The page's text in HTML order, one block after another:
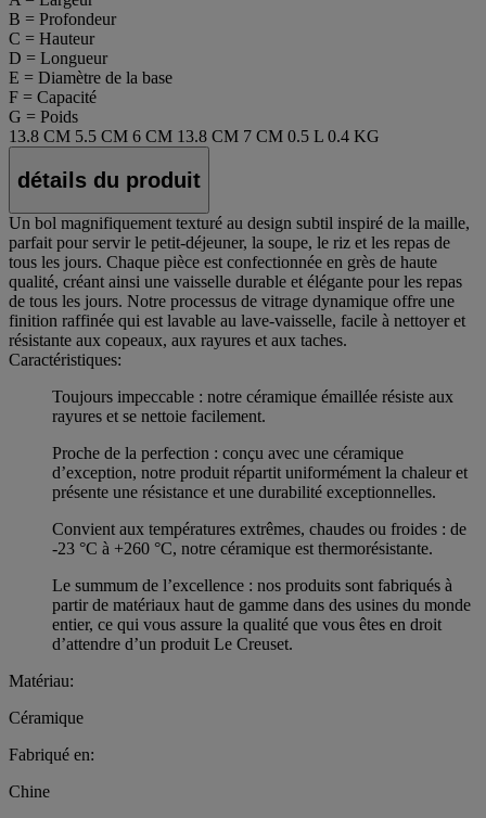
B = Profondeur
C = Hauteur
D = Longueur
E = Diamètre de la base
F = Capacité
G = Poids
13.8 CM 5.5 CM 6 CM 13.8 CM 7 CM 0.5 L 0.4 KG
détails du produit
Un bol magnifiquement texturé au design subtil inspiré de la maille,
parfait pour servir le petit-déjeuner, la soupe, le riz et les repas de
tous les jours. Chaque pièce est confectionnée en grès de haute
qualité, créant ainsi une vaisselle durable et élégante pour les repas
de tous les jours. Notre processus de vitrage dynamique offre une
finition raffinée qui est lavable au lave-vaisselle, facile à nettoyer et
résistante aux copeaux, aux rayures et aux taches.
Caractéristiques:
Toujours impeccable : notre céramique émaillée résiste aux
rayures et se nettoie facilement.
Proche de la perfection : conçu avec une céramique
d’exception, notre produit répartit uniformément la chaleur et
présente une résistance et une durabilité exceptionnelles.
Convient aux températures extrêmes, chaudes ou froides : de
-23 °C à +260 °C, notre céramique est thermorésistante.
Le summum de l’excellence : nos produits sont fabriqués à
partir de matériaux haut de gamme dans des usines du monde
entier, ce qui vous assure la qualité que vous êtes en droit
d’attendre d’un produit Le Creuset.
Matériau:
Céramique
Fabriqué en:
Chine